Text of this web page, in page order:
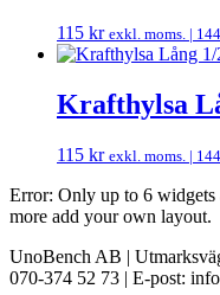
115 kr exkl. moms. | 144
Krafthylsa
115 kr exkl. moms. | 144
Error: Only up to 6 widgets
more add your own layout.
UnoBench AB |
070-374 52 73 | E-post: